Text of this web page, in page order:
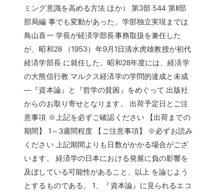
ミング意識を高める方法 ほか） 第3部 544 第Ⅱ部
部局編 事でも変動があった。学部独立実現までは
鳥山喜一 学長が経済学部長事務取扱を兼任した
が、昭和28 （1953）年9月1日清水虎雄教授が初代
経済学部長 に就任した。昭和28年度には、経済学
の大熊信行教 マルクス経済学の学問的達成と未成
―『資本論』と『哲学の貧困』をめぐって 出版社
からのお取り寄せとなります。 出荷予定日とご注
意事項 ※上記を必ずご確認ください 【出荷までの
期間】 1～3週間程度 【ご注意事項】 ※必ずお読み
ください 上記期間よりも日数がかかる場合がござ
います。 経済学の日本における発展に負の影響を
及ぼしている可能性があること、以上 を論じよう
とするものである。 1、『資本論』に見られるエコ